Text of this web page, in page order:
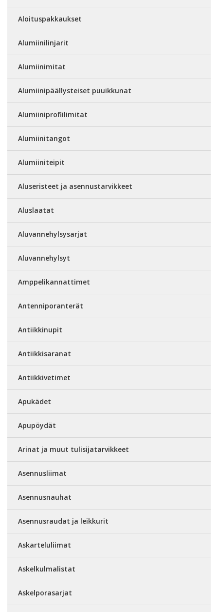
Aloituspakkaukset
Alumiinilinjarit
Alumiinimitat
Alumiinipäällysteiset puuikkunat
Alumiiniprofiilimitat
Alumiinitangot
Alumiiniteipit
Aluseristeet ja asennustarvikkeet
Aluslaatat
Aluvannehylsysarjat
Aluvannehylsyt
Amppelikannattimet
Antenniporanterät
Antiikkinupit
Antiikkisaranat
Antiikkivetimet
Apukädet
Apupöydät
Arinat ja muut tulisijatarvikkeet
Asennusliimat
Asennusnauhat
Asennusraudat ja leikkurit
Askarteluliimat
Askelkulmalistat
Askelporasarjat